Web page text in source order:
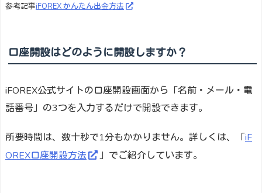
参考記事iFOREX かんたん出金方法
口座開設はどのように開設しますか？
iFOREX公式サイトの口座開設画面から「名前・メール・電
話番号」の3つを入力するだけで開設できます。
所要時間は、数十秒で1分もかかりません。詳しくは、「iF
OREX口座開設方法
」でご紹介しています。